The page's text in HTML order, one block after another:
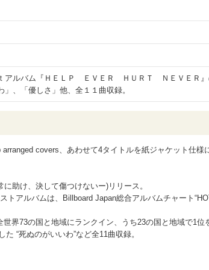
アルバム『ＨＥＬＰ ＥＶＥＲ ＨＵＲＴ ＮＥＶＥＲ』
、「優しさ」他、全１１曲収録。
covers、あわせて4タイトルを紙ジャケット仕様
助け、決して傷つけないー)リリース。
アルバムは、Billboard Japan総合アルバムチャート
界73の国と地域にランクイン、うち23の国と地域で1位
“死ぬのがいいわ”など全11曲収録。